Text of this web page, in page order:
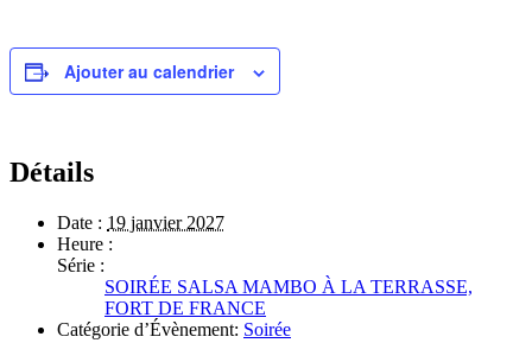
Ajouter au calendrier
Détails
Date : 19 janvier 2027
Heure :
Série :
SOIRÉE SALSA MAMBO À LA TERRASSE,
FORT DE FRANCE
Catégorie d’Évènement: Soirée